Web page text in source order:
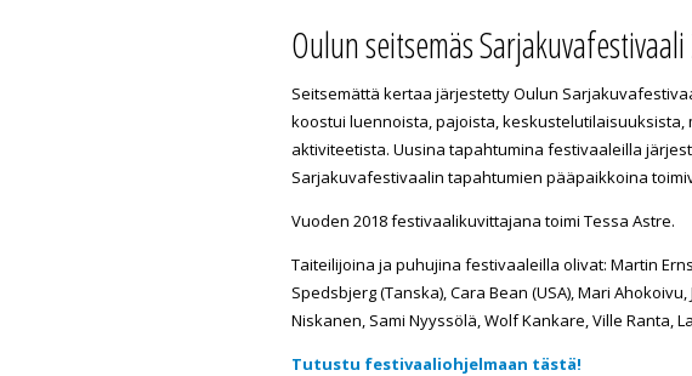
Oulun seitsemäs
Seitsemättä kertaa järjestetty Oulun
koostui luennoista, pajoista,
aktiviteetista. Uusina tapahtumina festivaaleilla
Sarjakuvafestivaalin tapahtumien pääpaikkoina
Vuoden 2018 festivaalikuvittajana toimi Tessa Astre.
Taiteilijoina ja puhujina festivaaleilla olivat: Martin
Spedsbjerg (Tanska), Cara Bean (USA), Mari
Niskanen, Sami Nyyssölä, Wolf Kankare, Ville Ranta,
Tutustu festivaaliohjelmaan tästä!